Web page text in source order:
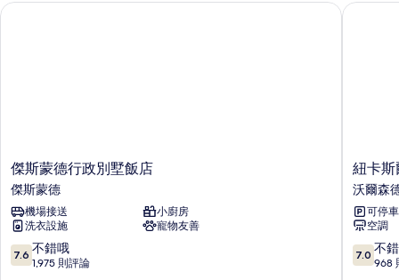
傑
斯
蒙
德
行
政
別
傑斯蒙德行政別墅飯店
傑斯蒙德
機場接送
小廚房
洗衣設施
寵物友善
7.6
分，
7.6 不錯哦
1,975 則評論
傑斯蒙德行政別墅飯店
紐
卡
斯
爾
宜
必
思
紐卡斯
沃爾森
可停車
空調
7.0
分，
7.0 不
968
紐卡斯